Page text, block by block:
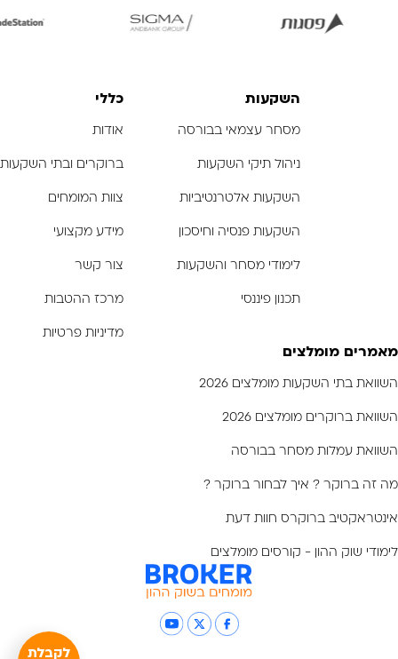
לקבלת
לפתיחת
לפתיחת
השקעות
מסחר עצמאי בבורסה
ניהול תיקי השקעות
השקעות אלטרנטיביות
השקעות פנסיה וחיסכון
לימודי מסחר והשקעות
תכנון פיננסי
כללי
אודות
ברוקרים ובתי השקעות
צוות המומחים
מידע מקצועי
צור קשר
מרכז ההטבות
מדיניות פרטיות
מאמרים מומלצים
השוואת בתי השקעות מומלצים 2026
השוואת ברוקרים מומלצים 2026
השוואת עמלות מסחר בבורסה
מה זה ברוקר ? איך לבחור ברוקר ?
אינטראקטיב ברוקרס חוות דעת
לימודי שוק ההון - קורסים מומלצים